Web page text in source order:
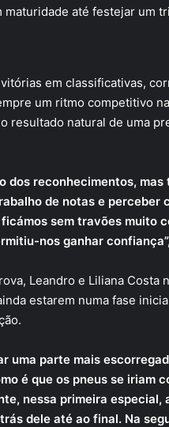
maturidade até festejar um
em classificativas,
um ritmo competitivo
resultado natural de uma
dos reconhecimentos,
de notas e perceber
sem travões muito
nos ganhar
Leandro e Liliana Costa
estarem numa fase
uma parte mais
é que os pneus se iriam
nessa primeira especial,
dele até ao final. Na